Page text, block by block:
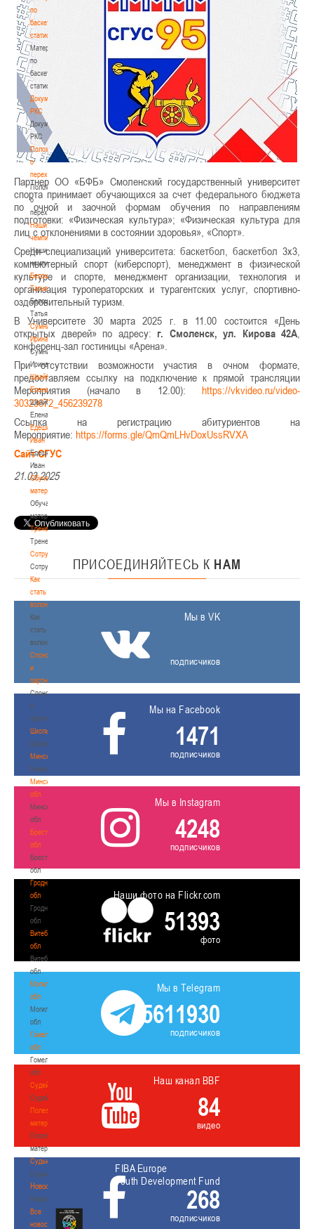
по
баскетбольной
статистике
Материалы
по
баскетбольной
статистике
Документы
РКС
Документы
РКС
Положение
о
переходах
Положение
о
переходах
Наши
чемпионы
Наши
чемпионы
Белошапко
Татьяна
Белошапко
Татьяна
Сумникова
Ирина
Сумникова
Ирина
Швайбович
Елена
Швайбович
Елена
Едешко
Иван
Едешко
Иван
Обучающие
материалы
Обучающие
материалы
Тренерам
Тренерам
Сотрудничество
Сотрудничество
Как
стать
волонтером
Как
стать
волонтером
Спонсоры
и
партнеры
Спонсоры
и
партнеры
Школы
Школы
Минск
Минск
Минская
обл
Минская
обл
Брестская
обл
Брестская
обл
Гродненская
обл
Гродненская
обл
Витебская
обл
Витебская
обл
Могилевская
обл
Могилевская
обл
Гомельская
обл
Гомельская
обл
Судейство
Судейство
Полезные
материалы
Полезные
материалы
Судьи
Судьи
Новости
Новости
Все
новости
Партнер ОО «БФБ» Смоленский государственный университет
спорта принимает обучающихся за счет федерального бюджета
по очной и заочной формам обучения по направлениям
подготовки: «Физическая культура»; «Физическая культура для
лиц с отклонениями в состоянии здоровья», «Спорт».
Среди специализаций университета: баскетбол, баскетбол 3х3,
компьютерный спорт (киберспорт), менеджмент в физической
культуре и спорте, менеджмент организации, технология и
организация туроператорских и турагентских услуг, спортивно-
оздоровительный туризм.
В Университете 30 марта 2025 г. в 11.00 состоится «День
открытых дверей» по адресу: г. Смоленск, ул. Кирова 42А
конференц-зал гостиницы «Арена».
При отсутствии возможности участия в очном формате,
предоставляем ссылку на подключение к прямой трансляции
Мероприятия (начало в 12.00): https://vkvideo.ru/video-
30323672_456239278
Ссылка на регистрацию абитуриентов на
Мероприятие: https://forms.gle/QmQmLHvDoxUssRVXA
Сайт СГУС
21.03.2025
ПРИСОЕДИНЯЙТЕСЬ К НАМ
Мы в VK
подписчиков
Мы на Facebook
1471
подписчиков
Мы в Instagram
4248
подписчиков
Наши фото на Flickr.com
51393
фото
Мы в Telegram
5611930
подписчиков
Наш канал BBF
84
видео
FIBA Europe
Youth Development Fund
268
подписчиков